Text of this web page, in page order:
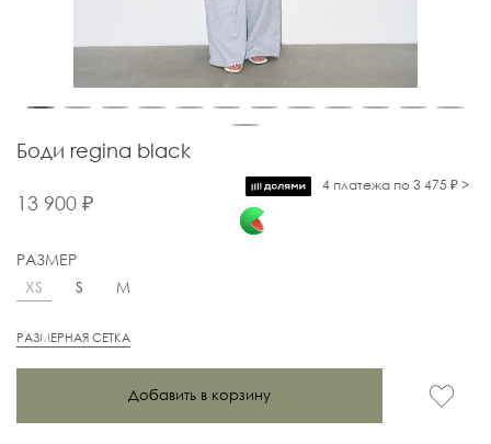
Боди regina black
13 900 ₽
4 платежа по 3 475 ₽ >
РАЗМЕР
XS
S M
РАЗМЕРНАЯ СЕТКА
Добавить в корзину